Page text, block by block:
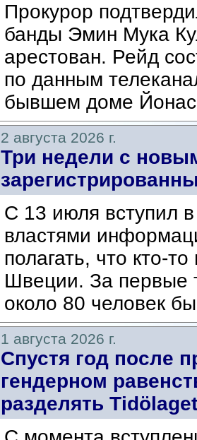
Прокурор
банды Эмин Мука
арестован. Рейд
по данным
бывшем доме
2 августа 2026 г.
Три недели с
С 13 июля вступил
властями
полагать, что кто-
Швеции. За первые
около 80 человек
1 августа 2026 г.
Спустя год после
гендерном
разделять